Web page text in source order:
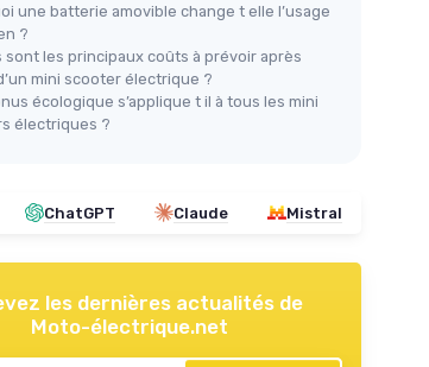
une batterie amovible change t elle l’usage
?
sont les principaux coûts à prévoir après
mini scooter électrique ?
écologique s’applique t il à tous les mini
électriques ?
ChatGPT Claude Mistral
les dernières actualités de
Moto-électrique.net